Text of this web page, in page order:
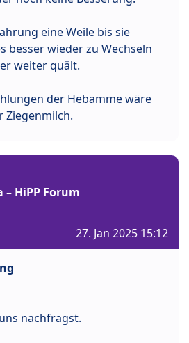
eine Weile bis sie
besser wieder zu Wechseln
weiter quält.
der Hebamme wäre
Ziegenmilch.
– HiPP Forum
27. Jan 2025 15:12
nachfragst.